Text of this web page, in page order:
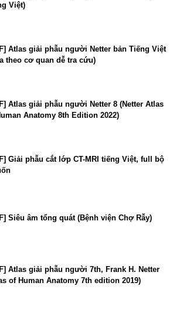
Việt)
Atlas giải phẫu người Netter bản Tiếng Việt
theo cơ quan dễ tra cứu)
Atlas giải phẫu người Netter 8 (Netter Atlas
Anatomy 8th Edition 2022)
Giải phẫu cắt lớp CT-MRI tiếng Việt, full bộ
Siêu âm tổng quát (Bệnh viện Chợ Rẫy)
Atlas giải phẫu người 7th, Frank H. Netter
of Human Anatomy 7th edition 2019)